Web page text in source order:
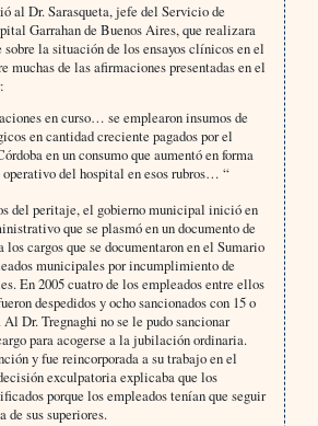
al Dr. Sarasqueta, jefe del Servicio de
Garrahan de Buenos Aires, que realizara
la situación de los ensayos clínicos en el
de las afirmaciones presentadas en el
en curso… se emplearon insumos de
en cantidad creciente pagados por el
en un consumo que aumentó en forma
del hospital en esos rubros… “
del peritaje, el gobierno municipal inició en
que se plasmó en un documento de
los cargos que se documentaron en el Sumario
municipales por incumplimiento de
En 2005 cuatro de los empleados entre ellos
despedidos y ocho sancionados con 15 o
Al Dr. Tregnaghi no se le pudo sancionar
para acogerse a la jubilación ordinaria.
y fue reincorporada a su trabajo en el
exculpatoria explicaba que los
porque los empleados tenían que seguir
de sus superiores.